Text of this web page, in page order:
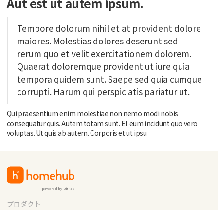
Tempore dolorum nihil et at provident dolore
maiores. Molestias dolores deserunt sed
rerum quo et velit exercitationem dolorem.
Quaerat doloremque provident ut iure quia
tempora quidem sunt. Saepe sed quia cumque
corrupti. Harum qui perspiciatis pariatur ut.
Qui praesentium enim molestiae non nemo modi nobis
consequatur quis. Autem totam sunt. Et eum incidunt quo vero
voluptas. Ut quis ab autem. Corporis et ut ipsu
powered by Bitkey
プロダクト